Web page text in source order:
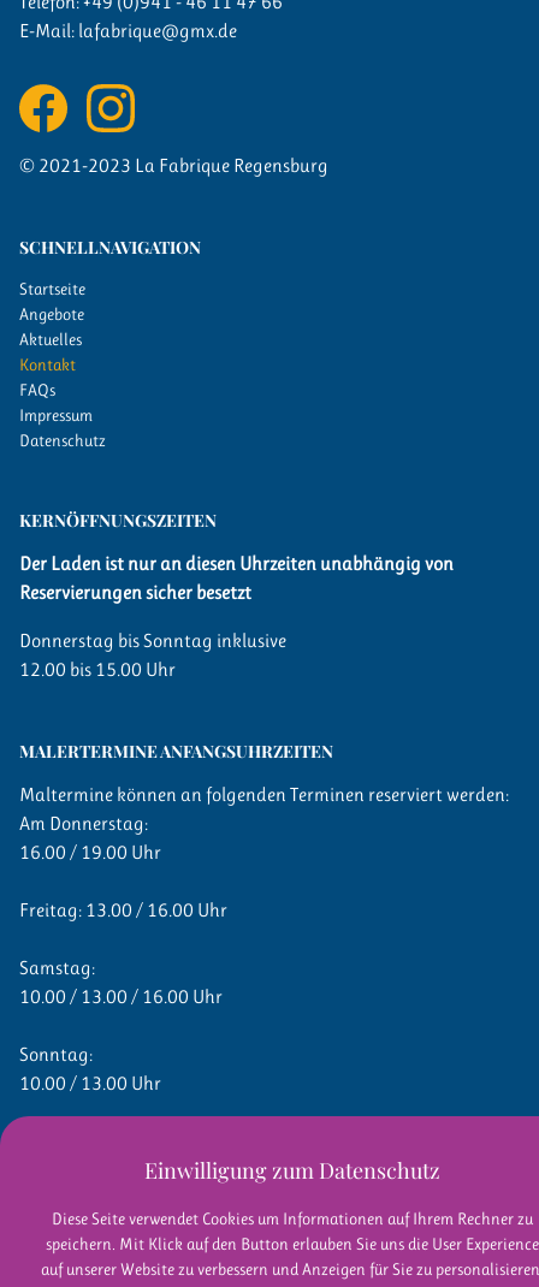
E-Mail: lafabrique@gmx.de
© 2021-2023 La Fabrique Regensburg
SCHNELLNAVIGATION
Startseite
Angebote
Aktuelles
Kontakt
FAQs
Impressum
Datenschutz
KERN­ÖFFNUNGSZEITEN
Der Laden ist nur an diesen Uhrzeiten unabhängig von
Reservierungen sicher besetzt
Donnerstag bis Sonntag inklusive
12.00 bis 15.00 Uhr
MALERTERMINE ANFANGSUHRZEITEN
Maltermine können an folgenden Terminen reserviert werden:
Am Donnerstag:
16.00 / 19.00 Uhr
Freitag: 13.00 / 16.00 Uhr
Samstag:
10.00 / 13.00 / 16.00 Uhr
Sonntag:
10.00 / 13.00 Uhr
Einwilligung zum Datenschutz
Diese Seite verwendet Cookies um Informationen auf Ihrem Rechner zu
speichern. Mit Klick auf den Button erlauben Sie uns die User Experience
auf unserer Website zu verbessern und Anzeigen für Sie zu